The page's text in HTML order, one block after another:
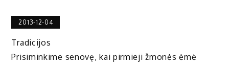
2013-12-04
Tradicijos
Prisiminkime senovę, kai pirmieji žmonės ėmė